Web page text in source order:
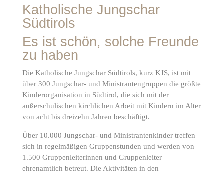
Katholische Jungschar
Südtirols
Es ist schön, solche Freunde
zu haben
Die Katholische Jungschar Südtirols, kurz KJS, ist mit
über 300 Jungschar- und Ministrantengruppen die größte
Kinderorganisation in Südtirol, die sich mit der
außerschulischen kirchlichen Arbeit mit Kindern im Alter
von acht bis dreizehn Jahren beschäftigt.
Über 10.000 Jungschar- und Ministrantenkinder treffen
sich in regelmäßigen Gruppenstunden und werden von
1.500 Gruppenleiterinnen und Gruppenleiter
ehrenamtlich betreut. Die Aktivitäten in den